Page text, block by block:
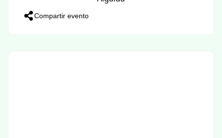
Compartir evento